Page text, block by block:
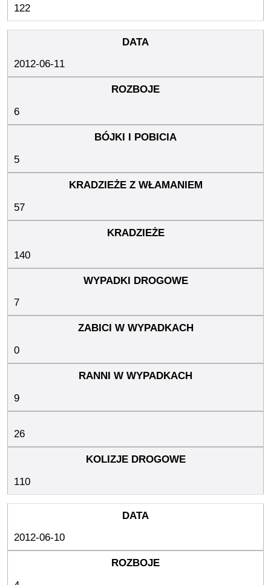
122
2012-06-11
6
5
57
140
7
0
9
26
110
2012-06-10